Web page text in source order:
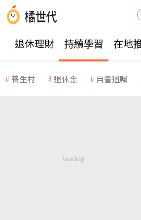
退休理財 持續學習 在地
養生村 退休金 自書遺囑